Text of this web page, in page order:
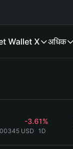
Wallet X अधिक
-3.61%
USD 1D